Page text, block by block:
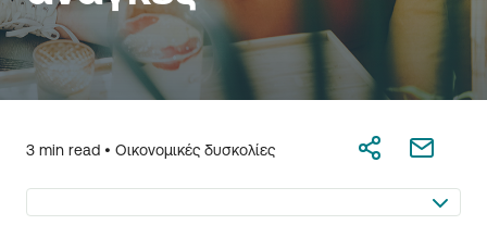
3 min read • Οικονομικές δυσκολίες